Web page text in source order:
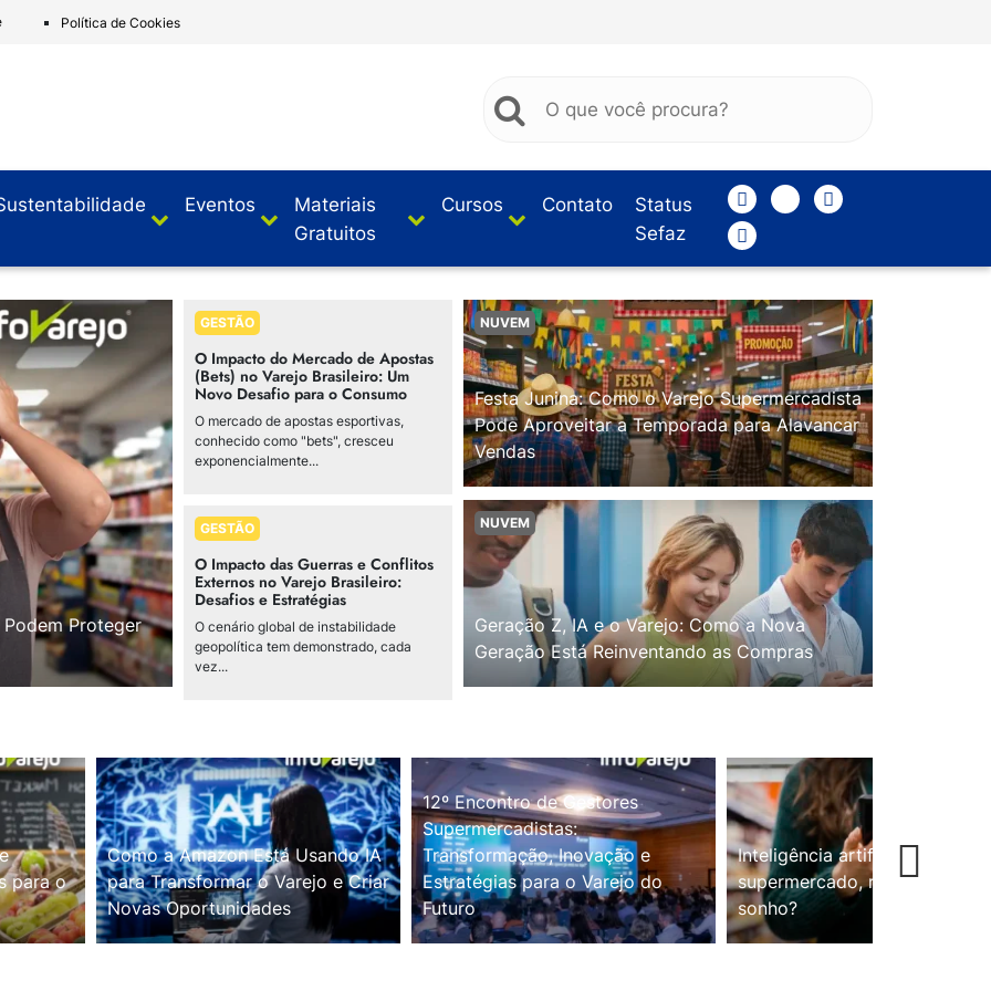
Política de Cookies
Eventos
Materiais
Gratuitos
Cursos Contato
Status
Sefaz
Proteger
GESTÃO
O Impacto do Mercado de Apostas
(Bets) no Varejo Brasileiro: Um
Novo Desafio para o Consumo
O mercado de apostas esportivas,
conhecido como "bets", cresceu
exponencialmente...
GESTÃO
O Impacto das Guerras e Conflitos
Externos no Varejo Brasileiro:
Desafios e Estratégias
O cenário global de instabilidade
geopolítica tem demonstrado, cada
vez...
NUVEM
Festa Junina: Como o Varejo Supermercadista
Pode Aproveitar a Temporada para Alavancar
Vendas
NUVEM
Geração Z, IA e o Varejo: Como a Nova
Geração Está Reinventando as Compras
para o
Como a Amazon Está Usando IA
para Transformar o Varejo e Criar
Novas Oportunidades
12º Encontro de Gestores
Supermercadistas:
Transformação, Inovação e
Estratégias para o Varejo do
Futuro
Inteligência artificial no
supermercado, realidade ou
sonho?